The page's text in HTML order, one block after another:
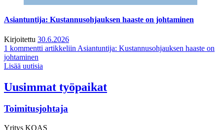
Asiantuntija: Kustannusohjauksen haaste on johtaminen
Kirjoitettu 30.6.2026
1 kommentti artikkeliin Asiantuntija: Kustannusohjauksen haaste on
johtaminen
Lisää uutisia
Uusimmat työpaikat
Toimitusjohtaja
Yritys KOAS